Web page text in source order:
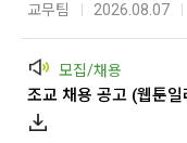
교무팀 2026.08.07
모집/채용
조교 채용 공고 (웹툰